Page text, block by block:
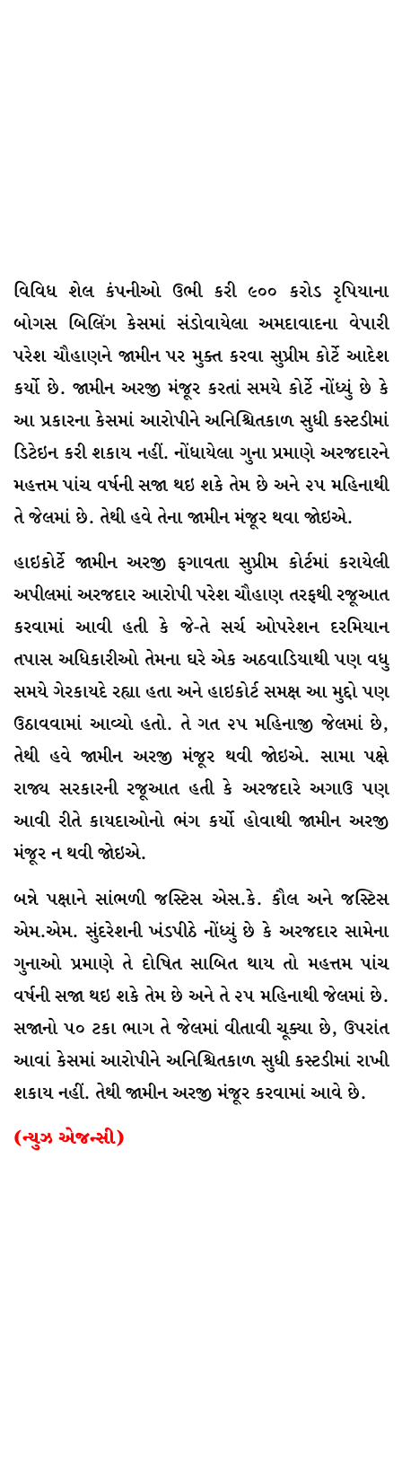
વિવિધ શેલ કંપનીઓ ઉભી કરી ૯૦૦ કરોડ રૃપિયાના
બોગસ બિલિંગ કેસમાં સંડોવાયેલા અમદાવાદના વેપારી
પરેશ ચૌહાણને જામીન પર મુક્ત કરવા સુપ્રીમ કોર્ટે આદેશ
કર્યો છે. જામીન અરજી મંજૂર કરતાં સમયે કોર્ટે નોંધ્યું છે કે
આ પ્રકારના કેસમાં આરોપીને અનિશ્ચિતકાળ સુધી કસ્ટડીમાં
ડિટેઇન કરી શકાય નહીં. નોંધાયેલા ગુના પ્રમાણે અરજદારને
મહત્તમ પાંચ વર્ષની સજા થઇ શકે તેમ છે અને ૨૫ મહિનાથી
તે જેલમાં છે. તેથી હવે તેના જામીન મંજૂર થવા જાેઇએ.
હાઇકોર્ટે જામીન અરજી ફગાવતા સુપ્રીમ કોર્ટમાં કરાયેલી
અપીલમાં અરજદાર આરોપી પરેશ ચૌહાણ તરફથી રજૂઆત
કરવામાં આવી હતી કે જે-તે સર્ચ ઓપરેશન દરમિયાન
તપાસ અધિકારીઓ તેમના ઘરે એક અઠવાડિયાથી પણ વધુ
સમયે ગેરકાયદે રહ્યા હતા અને હાઇકોર્ટ સમક્ષ આ મુદ્દો પણ
ઉઠાવવામાં આવ્યો હતો. તે ગત ૨૫ મહિનાજી જેલમાં છે,
તેથી હવે જામીન અરજી મંજૂર થવી જાેઇએ. સામા પક્ષે
રાજ્ય સરકારની રજૂઆત હતી કે અરજદારે અગાઉ પણ
આવી રીતે કાયદાઓનો ભંગ કર્યો હોવાથી જામીન અરજી
મંજૂર ન થવી જાેઇએ.
બન્ને પક્ષાને સાંભળી જસ્ટિસ એસ.કે. કૌલ અને જસ્ટિસ
એમ.એમ. સુંદરેશની ખંડપીઠે નોંધ્યું છે કે અરજદાર સામેના
ગુનાઓ પ્રમાણે તે દોષિત સાબિત થાય તો મહત્તમ પાંચ
વર્ષની સજા થઇ શકે તેમ છે અને તે ૨૫ મહિનાથી જેલમાં છે.
સજાનો ૫૦ ટકા ભાગ તે જેલમાં વીતાવી ચૂક્યા છે, ઉપરાંત
આવાં કેસમાં આરોપીને અનિશ્ચિતકાળ સુધી કસ્ટડીમાં રાખી
શકાય નહીં. તેથી જામીન અરજી મંજૂર કરવામાં આવે છે.
(ન્યુઝ એજન્સી)